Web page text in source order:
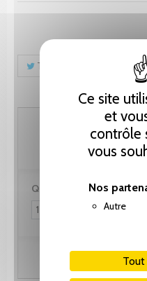
Ce site
et
contrôle
vous
Nos
Autre
Tweet
Quantité :